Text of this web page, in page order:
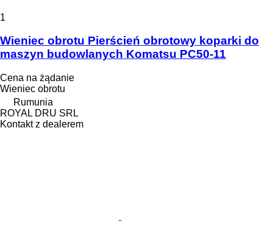
1
Wieniec obrotu Pierścień obrotowy koparki do
maszyn budowlanych Komatsu PC50-11
Cena na żądanie
Wieniec obrotu
Rumunia
ROYAL DRU SRL
Kontakt z dealerem